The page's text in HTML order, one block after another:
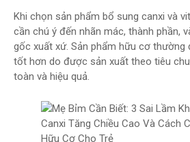
Khi chọn sản phẩm bổ sung canxi và
cần chú ý đến nhãn mác, thành phần,
gốc xuất xứ. Sản phẩm hữu cơ thường
tốt hơn do được sản xuất theo tiêu
toàn và hiệu quả.